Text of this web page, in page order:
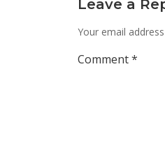
Leave a
Your email
Comment*